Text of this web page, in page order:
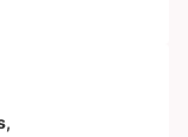
,